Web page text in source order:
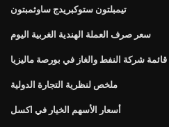
تيمبلتون ستوكبريدج ساوثمبتون
سعر صرف العملة الهندية الغربية اليوم
قائمة شركة النفط والغاز في بورصة ماليزيا
ملخص لنظرية التجارة الدولية
أسعار الأسهم الخيار في اكسل